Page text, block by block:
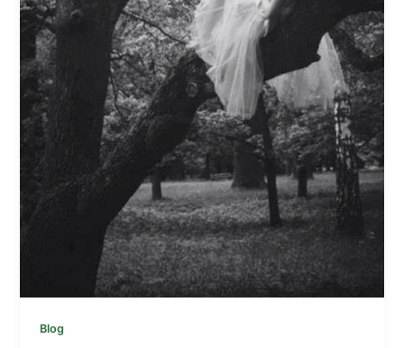
Blog